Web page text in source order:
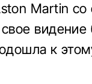
Martin
видение
к